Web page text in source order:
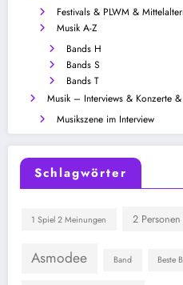
Festivals & PLWM &
Musik A-Z
Bands H
Bands S
Bands T
Musik – Interviews & Konzerte
Musikszene im Interview
Schlagwörter
1 Spiel 2 Meinungen 2
Asmodee Band Beste